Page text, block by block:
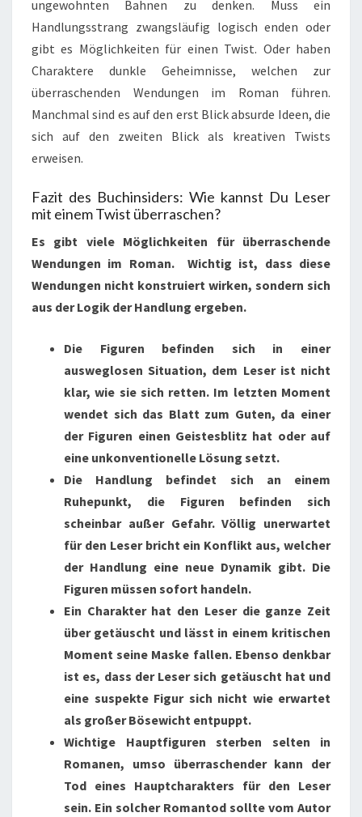
ungewohnten Bahnen zu denken. Muss ein
Handlungsstrang zwangsläufig logisch enden oder
gibt es Möglichkeiten für einen Twist. Oder haben
Charaktere dunkle Geheimnisse, welchen zur
überraschenden Wendungen im Roman führen.
Manchmal sind es auf den erst Blick absurde Ideen, die
sich auf den zweiten Blick als kreativen Twists
erweisen.
Fazit des Buchinsiders: Wie kannst Du Leser
mit einem Twist überraschen?
Es gibt viele Möglichkeiten für überraschende
Wendungen im Roman. Wichtig ist, dass diese
Wendungen nicht konstruiert wirken, sondern sich
aus der Logik der Handlung ergeben.
Die Figuren befinden sich in einer
ausweglosen Situation, dem Leser ist nicht
klar, wie sie sich retten. Im letzten Moment
wendet sich das Blatt zum Guten, da einer
der Figuren einen Geistesblitz hat oder auf
eine unkonventionelle Lösung setzt.
Die Handlung befindet sich an einem
Ruhepunkt, die Figuren befinden sich
scheinbar außer Gefahr. Völlig unerwartet
für den Leser bricht ein Konflikt aus, welcher
der Handlung eine neue Dynamik gibt. Die
Figuren müssen sofort handeln.
Ein Charakter hat den Leser die ganze Zeit
über getäuscht und lässt in einem kritischen
Moment seine Maske fallen. Ebenso denkbar
ist es, dass der Leser sich getäuscht hat und
eine suspekte Figur sich nicht wie erwartet
als großer Bösewicht entpuppt.
Wichtige Hauptfiguren sterben selten in
Romanen, umso überraschender kann der
Tod eines Hauptcharakters für den Leser
sein. Ein solcher Romantod sollte vom Autor